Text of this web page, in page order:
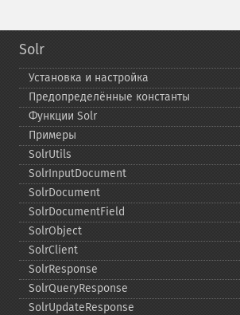
Solr
Установка и настройка
Предопределённые константы
Функции Solr
Примеры
SolrUtils
SolrInputDocument
SolrDocument
SolrDocumentField
SolrObject
SolrClient
SolrResponse
SolrQueryResponse
SolrUpdateResponse